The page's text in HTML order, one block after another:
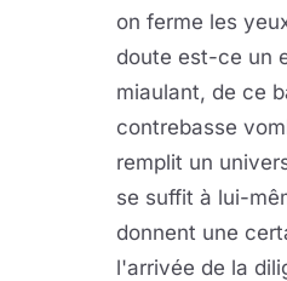
on ferme les
doute est-ce un
miaulant, de ce
contrebasse
remplit un
se suffit à lui-
donnent une
l'arrivée de la